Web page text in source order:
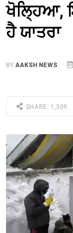
ਖੋਲ੍ਹਿਆ,
ਹੈ ਯਾਤਰਾ
BYAAKSH NEWS
SHARE: 1,509